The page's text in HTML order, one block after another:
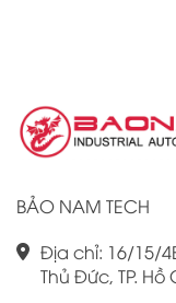
mình qua nhiều
nhau. Với khả
Chính vì vậy, việc
Omron CJ1W là
hiệu suất công việc
BẢO NAM TECH
Địa chỉ: 16/15/
Thủ Đức, TP. Hồ